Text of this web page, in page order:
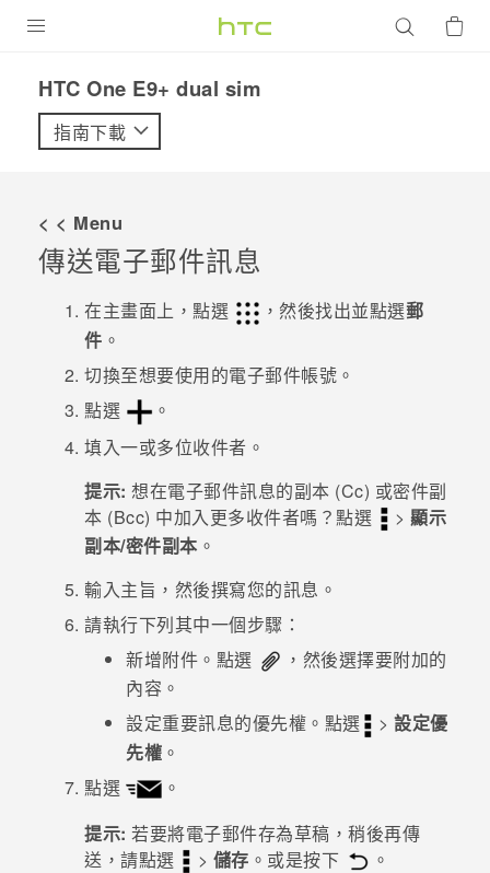
VIVE
配件
優惠專區
焦點訊息
銷售通路
支援服務
VIVELAND
HTC One E9+ dual sim‎
指南下載
< < Menu
傳送電子郵件訊息
在主畫面上，點選 ，然後找出並點選郵
件 。
切換至想要使用的電子郵件帳號。
點選
。
填入一或多位收件者。
提示: 想在電子郵件訊息的副本 (Cc) 或密件副
本 (Bcc) 中加入更多收件者嗎？點選
> 顯示
副本/密件副本 。
輸入主旨，然後撰寫您的訊息。
請執行下列其中一個步驟：
新增附件。點選
，然後選擇要附加的
內容。
設定重要訊息的優先權。點選
> 設定優
先權 。
點選
。
提示: 若要將電子郵件存為草稿，稍後再傳
送，請點選
> 儲存 。或是按下 。